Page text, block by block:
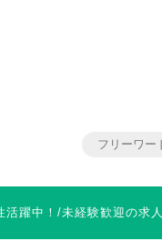
躍中！/未経験歓迎の求